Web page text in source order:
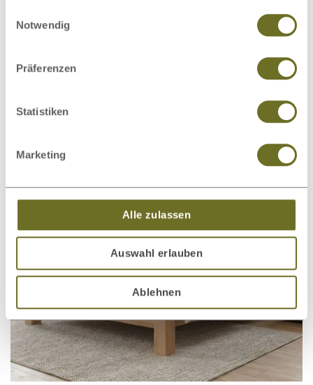
haben.
Notwendig
Präferenzen
Statistiken
Marketing
Alle zulassen
Auswahl erlauben
Ablehnen